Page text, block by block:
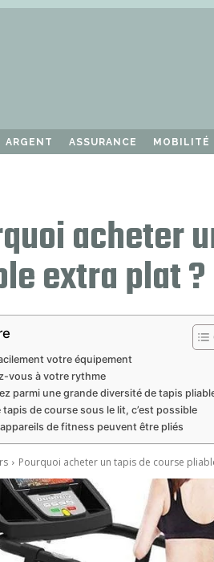
ARGENT ASSURANCE MOBILITÉ
acheter
extra plat ?
votre équipement
vous à votre rythme
parmi une grande diversité de tapis
tapis de course sous le lit, c’est possible
appareils de fitness peuvent être pliés
Pourquoi acheter un tapis de course